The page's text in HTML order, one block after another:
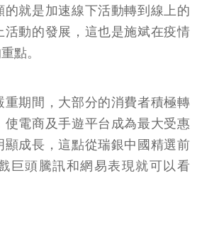
的就是加速線下活動轉到線上的
活動的發展，這也是施斌在疫情
點。
重期間，大部分的消費者積極轉
使電商及手遊平台成為最大受惠
成長，這點從瑞銀中國精選前
巨頭騰訊和網易表現就可以看